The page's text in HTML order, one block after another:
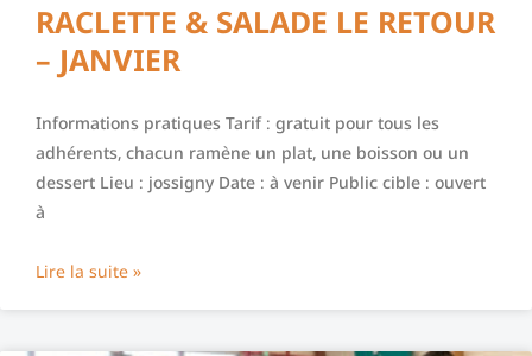
RACLETTE & SALADE LE RETOUR
– JANVIER
Informations pratiques Tarif : gratuit pour tous les
adhérents, chacun ramène un plat, une boisson ou un
dessert Lieu : jossigny Date : à venir Public cible : ouvert
à
Lire la suite »